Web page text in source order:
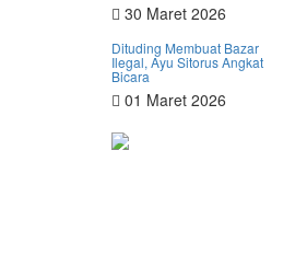
30 Maret 2026
Dituding Membuat Bazar
Ilegal, Ayu Sitorus Angkat
Bicara
01 Maret 2026